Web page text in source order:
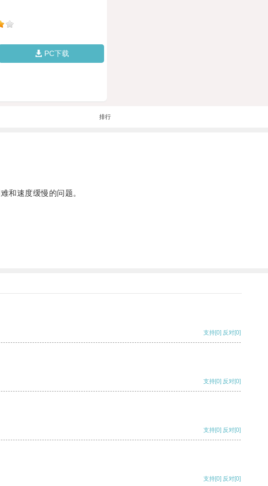
PC下载
排行
和速度缓慢的问题。
支持[0] 反对[0]
支持[0] 反对[0]
支持[0] 反对[0]
支持[0] 反对[0]